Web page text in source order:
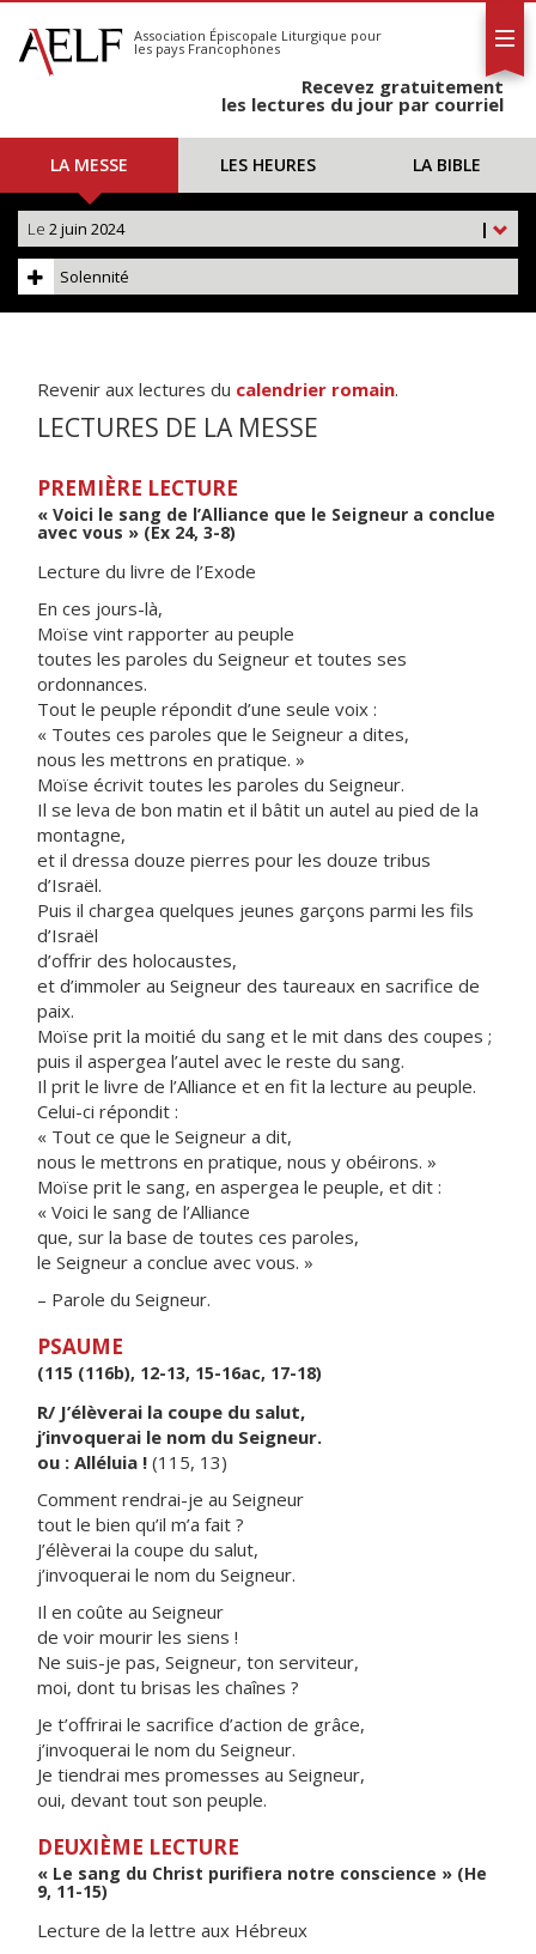
S'abonner
Calendrier
Association Épiscopale Liturgique pour
les pays Francophones
Recevez gratuitement
les lectures du jour par courriel
LA MESSE LES HEURES LA BIBLE
|
Le 2 juin 2024
Solennité
Revenir aux lectures du calendrier romain.
LECTURES DE LA MESSE
PREMIÈRE LECTURE
« Voici le sang de l’Alliance que le Seigneur a conclue
avec vous » (Ex 24, 3-8)
Lecture du livre de l’Exode
En ces jours-là,
Moïse vint rapporter au peuple
toutes les paroles du Seigneur et toutes ses
ordonnances.
Tout le peuple répondit d’une seule voix :
« Toutes ces paroles que le Seigneur a dites,
nous les mettrons en pratique. »
Moïse écrivit toutes les paroles du Seigneur.
Il se leva de bon matin et il bâtit un autel au pied de la
montagne,
et il dressa douze pierres pour les douze tribus
d’Israël.
Puis il chargea quelques jeunes garçons parmi les fils
d’Israël
d’offrir des holocaustes,
et d’immoler au Seigneur des taureaux en sacrifice de
paix.
Moïse prit la moitié du sang et le mit dans des coupes ;
puis il aspergea l’autel avec le reste du sang.
Il prit le livre de l’Alliance et en fit la lecture au peuple.
Celui-ci répondit :
« Tout ce que le Seigneur a dit,
nous le mettrons en pratique, nous y obéirons. »
Moïse prit le sang, en aspergea le peuple, et dit :
« Voici le sang de l’Alliance
que, sur la base de toutes ces paroles,
le Seigneur a conclue avec vous. »
– Parole du Seigneur.
PSAUME
(115 (116b), 12-13, 15-16ac, 17-18)
R/ J’élèverai la coupe du salut,
j’invoquerai le nom du Seigneur.
ou : Alléluia ! (115, 13)
Comment rendrai-je au Seigneur
tout le bien qu’il m’a fait ?
J’élèverai la coupe du salut,
j’invoquerai le nom du Seigneur.
Il en coûte au Seigneur
de voir mourir les siens !
Ne suis-je pas, Seigneur, ton serviteur,
moi, dont tu brisas les chaînes ?
Je t’offrirai le sacrifice d’action de grâce,
j’invoquerai le nom du Seigneur.
Je tiendrai mes promesses au Seigneur,
oui, devant tout son peuple.
DEUXIÈME LECTURE
« Le sang du Christ purifiera notre conscience » (He
9, 11-15)
Lecture de la lettre aux Hébreux